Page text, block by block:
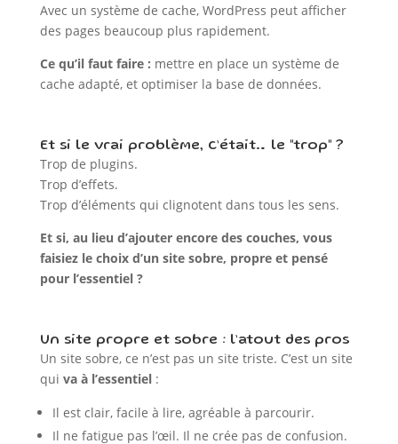
Avec un système de cache, WordPress peut afficher
des pages beaucoup plus rapidement.
Ce qu’il faut faire : mettre en place un système de
cache adapté, et optimiser la base de données.
Et si le vrai problème, c’était… le "trop" ?
Trop de plugins.
Trop d’effets.
Trop d’éléments qui clignotent dans tous les sens.
Et si, au lieu d’ajouter encore des couches, vous
faisiez le choix d’un site sobre, propre et pensé
pour l’essentiel ?
Un site propre et sobre : l’atout des pros
Un site sobre, ce n’est pas un site triste. C’est un site
qui va à l’essentiel:
Il est clair, facile à lire, agréable à parcourir.
Il ne fatigue pas l’œil. Il ne crée pas de confusion.